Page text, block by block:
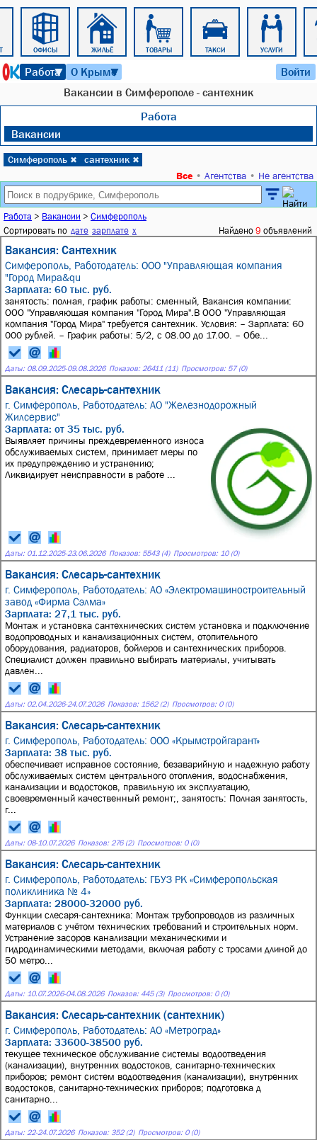
ОФИСЫ ЖИЛЬЁ ТОВАРЫ ТАКСИ УСЛУГИ
Работа
▼ О Крыме
▼ Войти
Вакансии в Симферополе - сантехник
Работа
Вакансии
Симферополь ✖ сантехник ✖
Все • Агентства • Не агентства
Работа > Вакансии > Симферополь
Сортировать по дате зарплате x Найдено 9 объявлений
Вакансия: Сантехник
Симферополь, Работодатель: ООО "Управляющая компания
"Город Мира&qu
Зарплата: 60 тыс. руб.
занятость: полная, график работы: сменный, Вакансия компании:
ООО "Управляющая компания "Город Мира".В ООО "Управляющая
компания "Город Мира" требуется сантехник. Условия: – Зарплата: 60
000 рублей. – График работы: 5/2, с 08.00 до 17.00. – Обе...
Даты: 08.09.2025-09.08.2026 Показов: 26411 (11) Просмотров: 57 (0)
Вакансия: Слесарь-сантехник
г. Симферополь, Работодатель: АО "Железнодорожный
Жилсервис"
Зарплата: от 35 тыс. руб.
Выявляет причины преждевременного износа
обслуживаемых систем, принимает меры по
их предупреждению и устранению;
Ликвидирует неисправности в работе ...
Даты: 01.12.2025-23.06.2026 Показов: 5543 (4) Просмотров: 10 (0)
Вакансия: Слесарь-сантехник
г. Симферополь, Работодатель: АО «Электромашиностроительный
завод «Фирма Сэлма»
Зарплата: 27,1 тыс. руб.
Монтаж и установка сантехнических систем установка и подключение
водопроводных и канализационных систем, отопительного
оборудования, радиаторов, бойлеров и сантехнических приборов.
Специалист должен правильно выбирать материалы, учитывать
давлен...
Даты: 02.04.2026-24.07.2026 Показов: 1562 (2) Просмотров: 0 (0)
Вакансия: Слесарь-сантехник
г. Симферополь, Работодатель: ООО «Крымстройгарант»
Зарплата: 38 тыс. руб.
обеспечивает исправное состояние, безаварийную и надежную работу
обслуживаемых систем центрального отопления, водоснабжения,
канализации и водостоков, правильную их эксплуатацию,
своевременный качественный ремонт;, занятость: Полная занятость,
г...
Даты: 08-10.07.2026 Показов: 276 (2) Просмотров: 0 (0)
Вакансия: Слесарь-сантехник
г. Симферополь, Работодатель: ГБУЗ РК «Симферопольская
поликлиника № 4»
Зарплата: 28000-32000 руб.
Функции слесаря-сантехника: Монтаж трубопроводов из различных
материалов с учётом технических требований и строительных норм.
Устранение засоров канализации механическими и
гидродинамическими методами, включая работу с тросами длиной до
50 метро...
Даты: 10.07.2026-04.08.2026 Показов: 445 (3) Просмотров: 0 (0)
Вакансия: Слесарь-сантехник (сантехник)
г. Симферополь, Работодатель: АО «Метроград»
Зарплата: 33600-38500 руб.
текущее техническое обслуживание системы водоотведения
(канализации), внутренних водостоков, санитарно-технических
приборов; ремонт систем водоотведения (канализации), внутренних
водостоков, санитарно-технических приборов; подготовка д
санитарно...
Даты: 22-24.07.2026 Показов: 352 (2) Просмотров: 0 (0)